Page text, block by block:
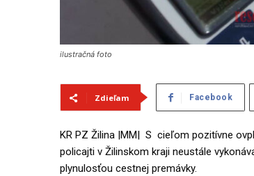
ilustračná foto
Zdieľam Facebook
KR PZ Žilina |MM| S cieľom pozitívne
policajti v Žilinskom kraji neustále
plynulosťou cestnej premávky.